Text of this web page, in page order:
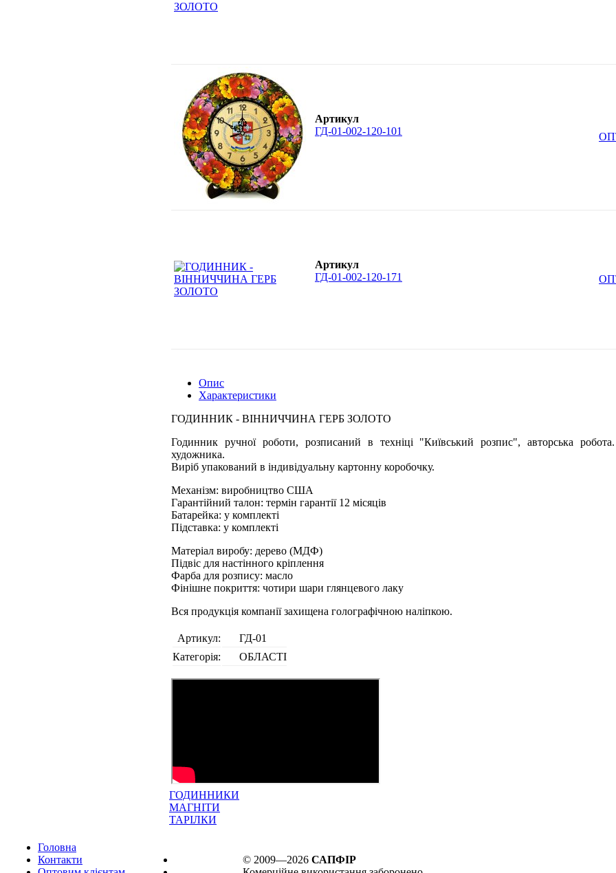
Артикул
ГД-01-002-120-101
Артикул
ГД-01-002-120-171
Опис
Характеристики
ГОДИННИК - ВІННИЧЧИНА ГЕРБ ЗОЛОТО
Годинник ручної роботи, розписаний в техніці "Київський розпис", авторська
художника.
Виріб упакований в індивідуальну картонну коробочку.
Механізм: виробництво США
Гарантійний талон: термін гарантії 12 місяців
Батарейка: у комплекті
Підставка: у комплекті
Матеріал виробу: дерево (МДФ)
Підвіс для настінного кріплення
Фарба для розпису: масло
Фінішне покриття: чотири шари глянцевого лаку
Вся продукція компанії захищена голографічною наліпкою.
Артикул:
ГД-01
Категорія:
ОБЛАСТІ
ГОДИННИКИ
МАГНІТИ
ТАРІЛКИ
Головна
Контакти
© 2009—2026 САПФІР